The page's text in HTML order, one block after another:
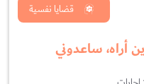
أراه، ساعدوني
قضايا نفسية